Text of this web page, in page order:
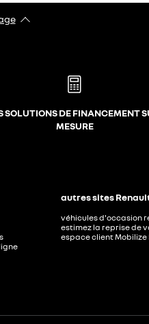
SOLUTIONS DE FINANCEMENT
MESURE
autres sites
véhicules d'occasion
estimez la reprise de
espace client